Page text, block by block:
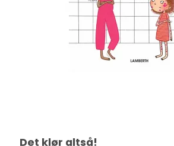
Det klør altså!